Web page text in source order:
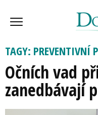
TAGY: PREVENTIVNÍ
Očních vad
zanedbávají